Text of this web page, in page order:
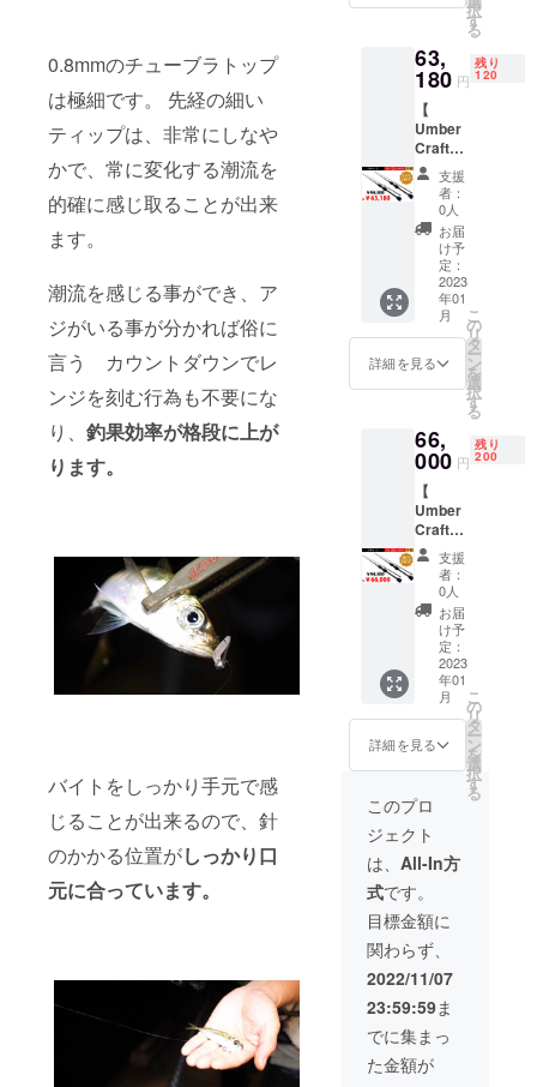
0.8mmのチューブラトップ
は極細です。 先経の細い
ティップは、非常にしなや
かで、常に変化する潮流を
的確に感じ取ることが出来
ます。
潮流を感じる事ができ、ア
ジがいる事が分かれば俗に
言う カウントダウンでレ
ンジを刻む行為も不要にな
り、 釣果効率が格段に上が
ります。
バイトをしっかり手元で感
じることが出来るので、針
のかかる位置がしっかり口
元に合っています。
1セッ
ト ※ガ
イド付
き予備
ブラン
クスに
は、ガ
イド6
点、ス
レッド
が巻か
れコー
ティン
グされ
た状態
で届き
ます。
※国内配
の価格
となっ
ており
ます。
Umber
ジング
ロッ
ド 2
本 ※
一般販
売予定
価格
定価
94300
円
1セッ
ト ※国
内配
送、送
料込み
の価格
となっ
択
す
る
63,
180 円
残り
120
【
Umber
Craftア
ジング
ロッ
ド 】
特価
33%OF
F →
63180
円
120名様
配送内
容
Umber
ジング
ロッ
ド 2
本 ※
一般販
売予定
価格
定価
94300
円
1セッ
ト ※国
内配
送、送
料込み
の価格
となっ
支援
者：
0人
お届
け予
定：
2023
年01
月
詳細を見る
こ
の
リ
タ
ー
ン
を
選
択
す
る
66,
000 円
残り
200
【
Umber
Craftア
ジング
ロッ
ド 】
特価
30%OF
F →
66000
円
200名様
配送内
容
Umber
Craftア
ジング
ロッ
ド 2
本 ※
一般販
売予定
価格
定価
94300
円
1セッ
ト ※国
内配
送、送
支援
者：
0人
お届
け予
定：
2023
年01
月
詳細を見る
こ
の
リ
タ
ー
ン
を
選
択
す
る
このプロ
ジェクト
は、 All-In方
式です。
目標金額に
関わらず、
2022/11/07
23:59:59ま
でに集まっ
た金額が